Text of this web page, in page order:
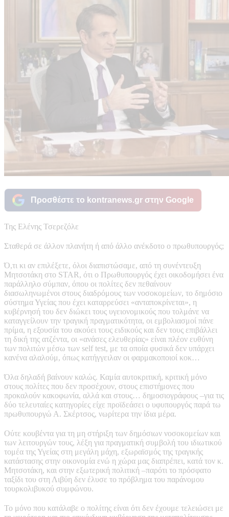
Προσθέστε το kontranews.gr στην Google
Της Ελένης Τσερεζόλε
Σταθερά σε άλλον πλανήτη ή από άλλο ανέκδοτο ο πρωθυπουργός;
Ό,τι κι αν επιλέξετε, όλοι διαπιστώσαμε, από τη συνέντευξη
Μητσοτάκη στο STAR, ότι ο Πρωθυπουργός έχει οικοδομήσει ένα
παράλληλο σύμπαν, όπου οι πολίτες δεν πεθαίνουν
διασωληνωμένοι στους διαδρόμους των νοσοκομείων, το δημόσιο
σύστημα Υγείας που έχει καταρρεύσει «ανταποκρίνεται», η
κυβέρνησή του δεν διώκει τους υγειονομικούς που τολμάνε να
καταγγείλουν την τραγική πραγματικότητα, οι εμβολιασμοί πάνε
πρίμα, η εξουσία του ακούει τους ειδικούς και δεν τους επιβάλλει
τη δική της ατζέντα, οι «ανάσες ελευθερίας» είναι πλέον ευθύνη
των πολιτών μέσω των self test, με τα οποία φυσικά δεν υπάρχει
κανένα αλαλούμ, όπως κατήγγειλαν οι φαρμακοποιοί κοκ…
Όλα δηλαδή βαίνουν καλώς. Καμία αυτοκριτική, κριτική μόνο
στους πολίτες που δεν προσέχουν, στους επιστήμονες που
προκαλούν κακοφωνία, αλλά και στους… δημοσιογράφους –για τις
δύο τελευταίες κατηγορίες είχε προϊδεάσει ο υφυπουργός παρά τω
πρωθυπουργώ Α. Σκέρτσος, νωρίτερα την ίδια μέρα.
Ούτε κουβέντα για τη μη στήριξη των δημόσιων νοσοκομείων και
των λειτουργών τους, λέξη για πραγματική συμβολή του ιδιωτικού
τομέα της Υγείας στη μεγάλη μάχη, εξωραϊσμός της τραγικής
κατάστασης στην οικονομία ενώ η χώρα μας διαπρέπει, κατά τον κ.
Μητσοτάκη, και στην εξωτερική πολιτική –παρότι το πρόσφατο
ταξίδι του στη Λιβύη δεν έλυσε το πρόβλημα του παράνομου
τουρκολιβυκού συμφώνου.
Το μόνο που κατάλαβε ο πολίτης είναι ότι δεν έχουμε τελειώσει με